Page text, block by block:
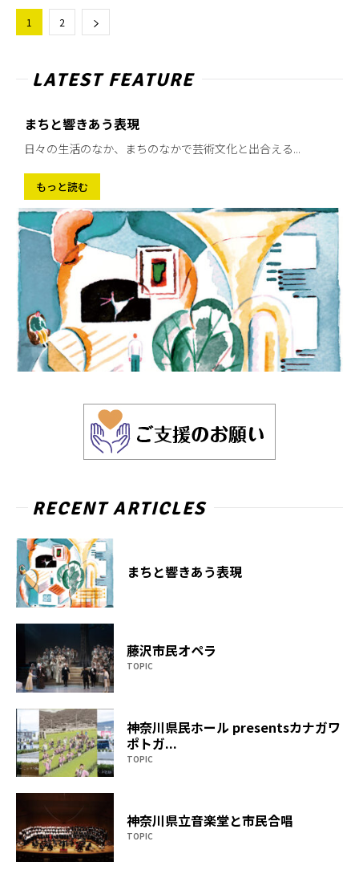
1 2
LATEST FEATURE
まちと響きあう表現
日々の生活のなか、まちのなかで芸術文化と出合える...
もっと読む
RECENT ARTICLES
まちと響きあう表現
藤沢市民オペラ
TOPIC
神奈川県民ホール presentsカナガワ
ポトガ...
TOPIC
神奈川県立音楽堂と市民合唱
TOPIC